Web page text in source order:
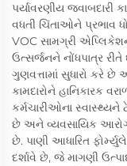
પર્યાવરણીય જવાબદારી
વધતી ચિંતાઓને પ્રભાવ
VOC સામગ્રી
ઉત્સર્જનને નોંધપાત્ર
ગુણવત્તામાં સુધારો કરે
કામદારોને હાનિકારક
કર્મચારીઓના સ્વાસ્થ્યને
છે અને વ્યવસાયિક
છે. પાણી આધારિત
દર્શાવે છે, જે માગણી